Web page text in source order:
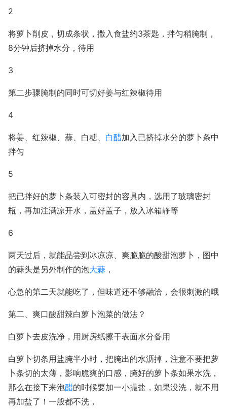
2
将萝卜削皮，切成条状，撒入食盐约3茶匙，拌匀稍腌制，
8分钟后挤掉水分，待用
3
第二步骤腌制的同时可切好姜与红辣椒待用
4
将姜、红辣椒、蒜、白糖、 白醋加入已挤掉水分的萝卜条中
拌匀
5
把已拌好的萝卜条装入可密封的容具内，选用了玻璃密封
瓶，再加注满凉开水，盖好盖子，放入冰箱静等
6
两天过后，就能品尝到冰凉凉、爽脆脆的酸甜泡萝卜，图中
的蒜头是另外制作的泡大蒜 ，
心急的第二天就能吃了，但味道还不够融洽，会很刺激的哦
第二、爽口酸甜辣白萝卜泡菜的做法？
白萝卜去皮洗净，用厨房纸擦干表面水分备用
白萝卜切条用盐腌半小时，把腌出的水沥掉，注意不要把萝
卜条切的太薄，影响脆爽的口感，腌好的萝卜条如果水洗，
那么在接下来泡醋的时候要加一小撮盐，如果没洗，就不用
再加盐了！一般都不洗，